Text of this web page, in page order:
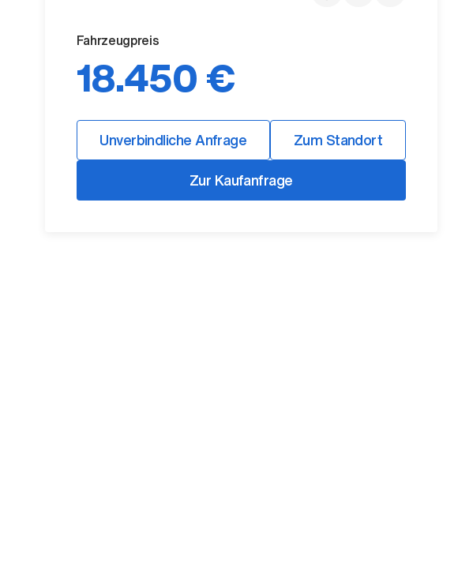
Fahrzeugpreis
18.450 €
Unverbindliche Anfrage
Zum Standort
Zur Kaufanfrage